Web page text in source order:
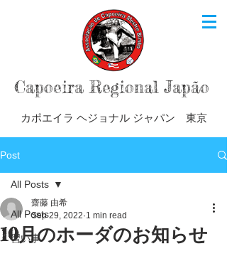
Capoeira Regional Japão
カポエイラ ヘジョナル ジャパン 東京
Post
All Posts
習い事
All Posts
10月のホーダのお知らせ
齋藤 由希
Sep 29, 2022 1 min read